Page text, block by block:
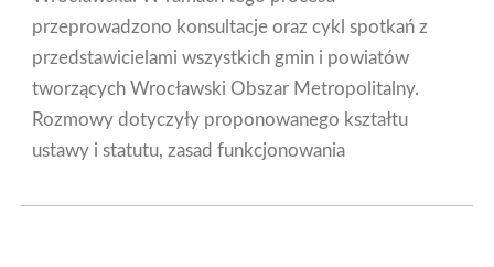
przeprowadzono konsultacje oraz cykl spotkań z
przedstawicielami wszystkich gmin i powiatów
tworzących Wrocławski Obszar Metropolitalny.
Rozmowy dotyczyły proponowanego kształtu
ustawy i statutu, zasad funkcjonowania